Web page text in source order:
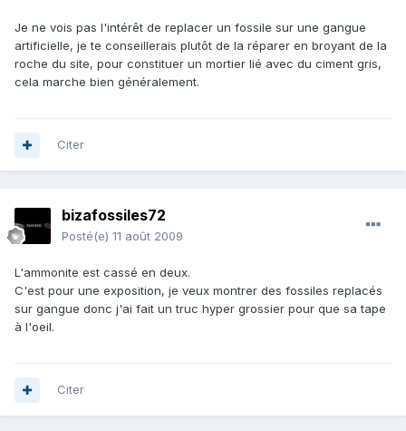
Je ne vois pas l'intérêt de replacer un fossile sur une gangue
artificielle, je te conseillerais plutôt de la réparer en broyant de la
roche du site, pour constituer un mortier lié avec du ciment gris,
cela marche bien généralement.
Citer
bizafossiles72
Posté(e) 11 août 2009
L'ammonite est cassé en deux.
C'est pour une exposition, je veux montrer des fossiles replacés
sur gangue donc j'ai fait un truc hyper grossier pour que sa tape
à l'oeil.
Citer